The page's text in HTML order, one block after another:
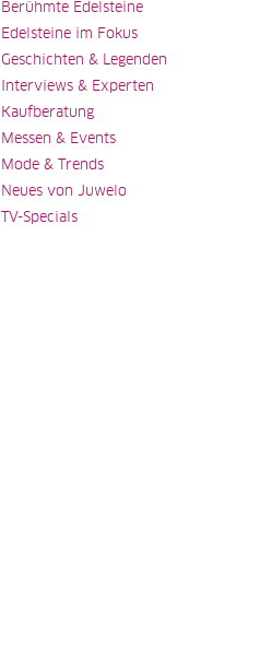
Berühmte Edelsteine
Edelsteine im Fokus
Geschichten & Legenden
Interviews & Experten
Kaufberatung
Messen & Events
Mode & Trends
Neues von Juwelo
TV-Specials